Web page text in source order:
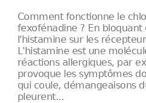
Comment fonctionne le
fexofénadine ? En
l'histamine sur les
L'histamine est une
réactions allergiques, par
provoque les symptômes
qui coule, démangeaisons
pleurent...